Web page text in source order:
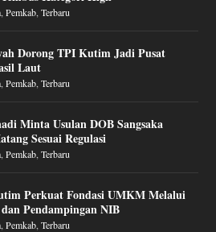
,Pemkab ,Terbaru
Dorong TPI Kutim Jadi Pusat
Laut
,Pemkab ,Terbaru
Minta Usulan DOB Sangsaka
Sesuai Regulasi
,Pemkab ,Terbaru
Perkuat Fondasi UMKM Melalui
Pendampingan NIB
,Pemkab ,Terbaru